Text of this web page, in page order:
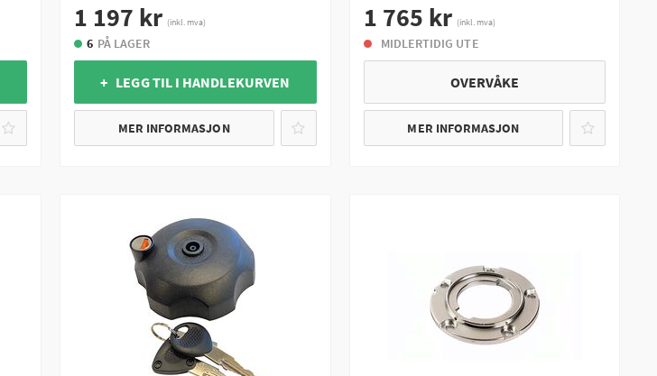
1 197 kr (inkl. mva)
6 PÅ LAGER
+ LEGG TIL I HANDLEKURVEN
MER INFORMASJON
1 765 kr (inkl. mva)
MIDLERTIDIG UTE
OVERVÅKE
MER INFORMASJON